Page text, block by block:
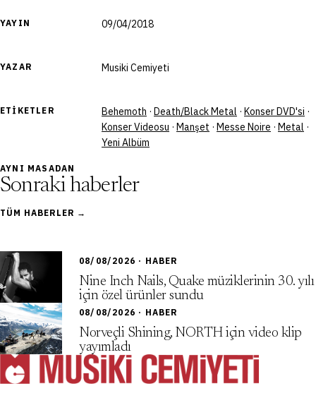
YAYIN 09/04/2018
YAZAR Musiki Cemiyeti
ETIKETLER Behemoth · Death/Black Metal · Konser DVD'si ·
Konser Videosu · Manşet · Messe Noire · Metal ·
Yeni Albüm
AYNI MASADAN
Sonraki haberler
TÜM HABERLER →
08/08/2026 · HABER
Nine Inch Nails, Quake müziklerinin 30. yılı
için özel ürünler sundu
08/08/2026 · HABER
Norveçli Shining, NORTH için video klip
yayımladı